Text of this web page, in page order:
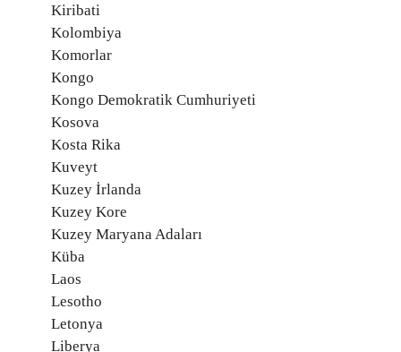
Kiribati
Kolombiya
Komorlar
Kongo
Kongo Demokratik Cumhuriyeti
Kosova
Kosta Rika
Kuveyt
Kuzey İrlanda
Kuzey Kore
Kuzey Maryana Adaları
Küba
Laos
Lesotho
Letonya
Liberya